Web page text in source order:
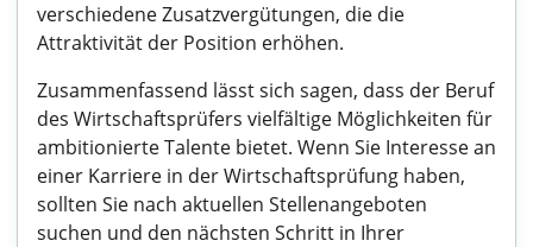
verschiedene Zusatzvergütungen, die die
Attraktivität der Position erhöhen.
Zusammenfassend lässt sich sagen, dass der Beruf
des Wirtschaftsprüfers vielfältige Möglichkeiten für
ambitionierte Talente bietet. Wenn Sie Interesse an
einer Karriere in der Wirtschaftsprüfung haben,
sollten Sie nach aktuellen Stellenangeboten
suchen und den nächsten Schritt in Ihrer